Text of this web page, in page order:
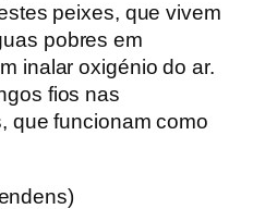
peixes, que vivem
pobres em
inalar oxigénio do ar.
fios nas
que funcionam como